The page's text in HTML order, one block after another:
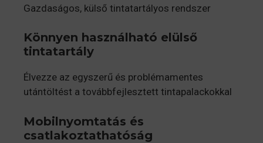
Gazdaságos, külső tintatartályos rendszer
Könnyen használható elülső
tintatartály
Élvezze az egyszerű és problémamentes
utántöltést a továbbfejlesztett tintapalackokkal
Mobilnyomtatás és
csatlakoztathatóság